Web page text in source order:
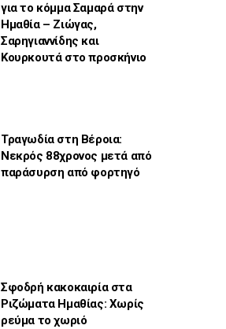
για το κόμμα Σαμαρά στην
Ημαθία – Ζιώγας,
Σαρηγιαννίδης και
Κουρκουτά στο προσκήνιο
Τραγωδία στη Βέροια:
Νεκρός 88χρονος μετά από
παράσυρση από φορτηγό
Σφοδρή κακοκαιρία στα
Ριζώματα Ημαθίας: Χωρίς
ρεύμα το χωριό